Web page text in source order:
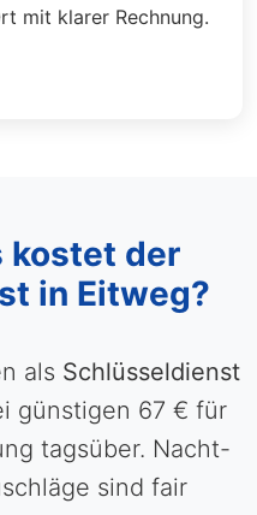
mit klarer Rechnung.
kostet der
in Eitweg?
als Schlüsseldienst
günstigen 67 € für
tagsüber. Nacht-
sind fair